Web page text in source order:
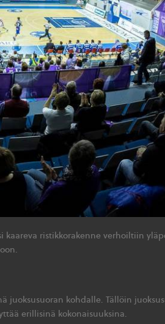
kaareva ristikkorakenne verhoiltiin
juoksusuoran kohdalle. Tällöin
erillisinä kokonaisuuksina.